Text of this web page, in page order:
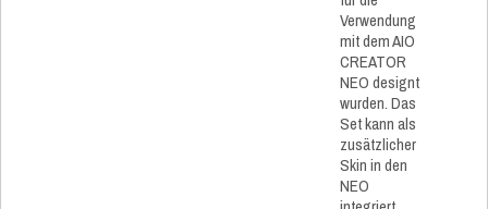
Verwendung
mit dem AIO
CREATOR
NEO designt
wurden. Das
Set kann als
zusätzlicher
Skin in den
NEO